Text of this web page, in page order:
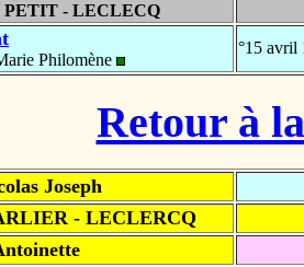
PETIT - LECLECQ
Philomène
°15
Retour à
Joseph
- LECLERCQ